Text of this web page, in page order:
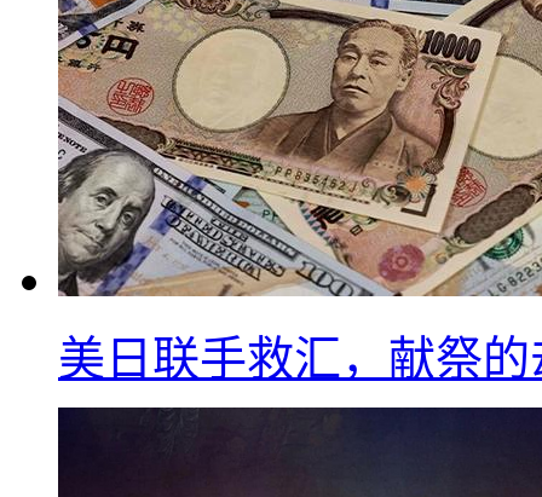
美日联手救汇，献祭